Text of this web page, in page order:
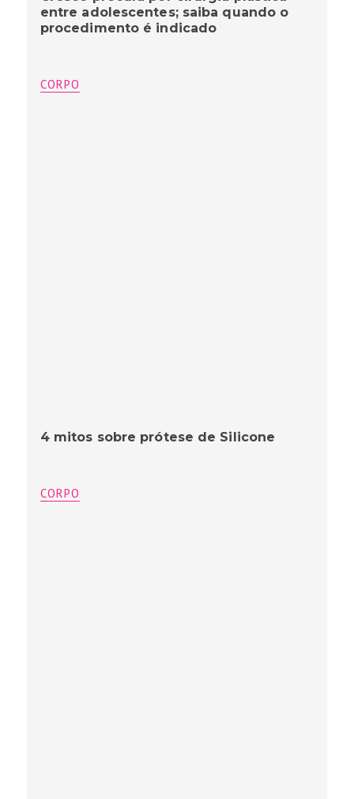
entre adolescentes; saiba quando o
procedimento é indicado
CORPO
4 mitos sobre prótese de Silicone
CORPO